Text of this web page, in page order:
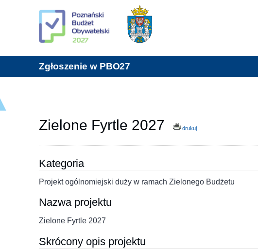
Zgłoszenie w PBO27
Zielone Fyrtle 2027 drukuj
Kategoria
Projekt ogólnomiejski duży w ramach Zielonego Budżetu
Nazwa projektu
Zielone Fyrtle 2027
Skrócony opis projektu